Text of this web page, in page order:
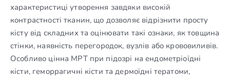
характеристиці утворення завдяки високій
контрастності тканин, що дозволяє відрізнити просту
кісту від складних та оцінювати такі ознаки, як товщина
стінки, наявність перегородок, вузлів або крововиливів.
Особливо цінна МРТ при підозрі на ендометріоїдні
кісти, геморрагичні кісти та дермоїдні тератоми,